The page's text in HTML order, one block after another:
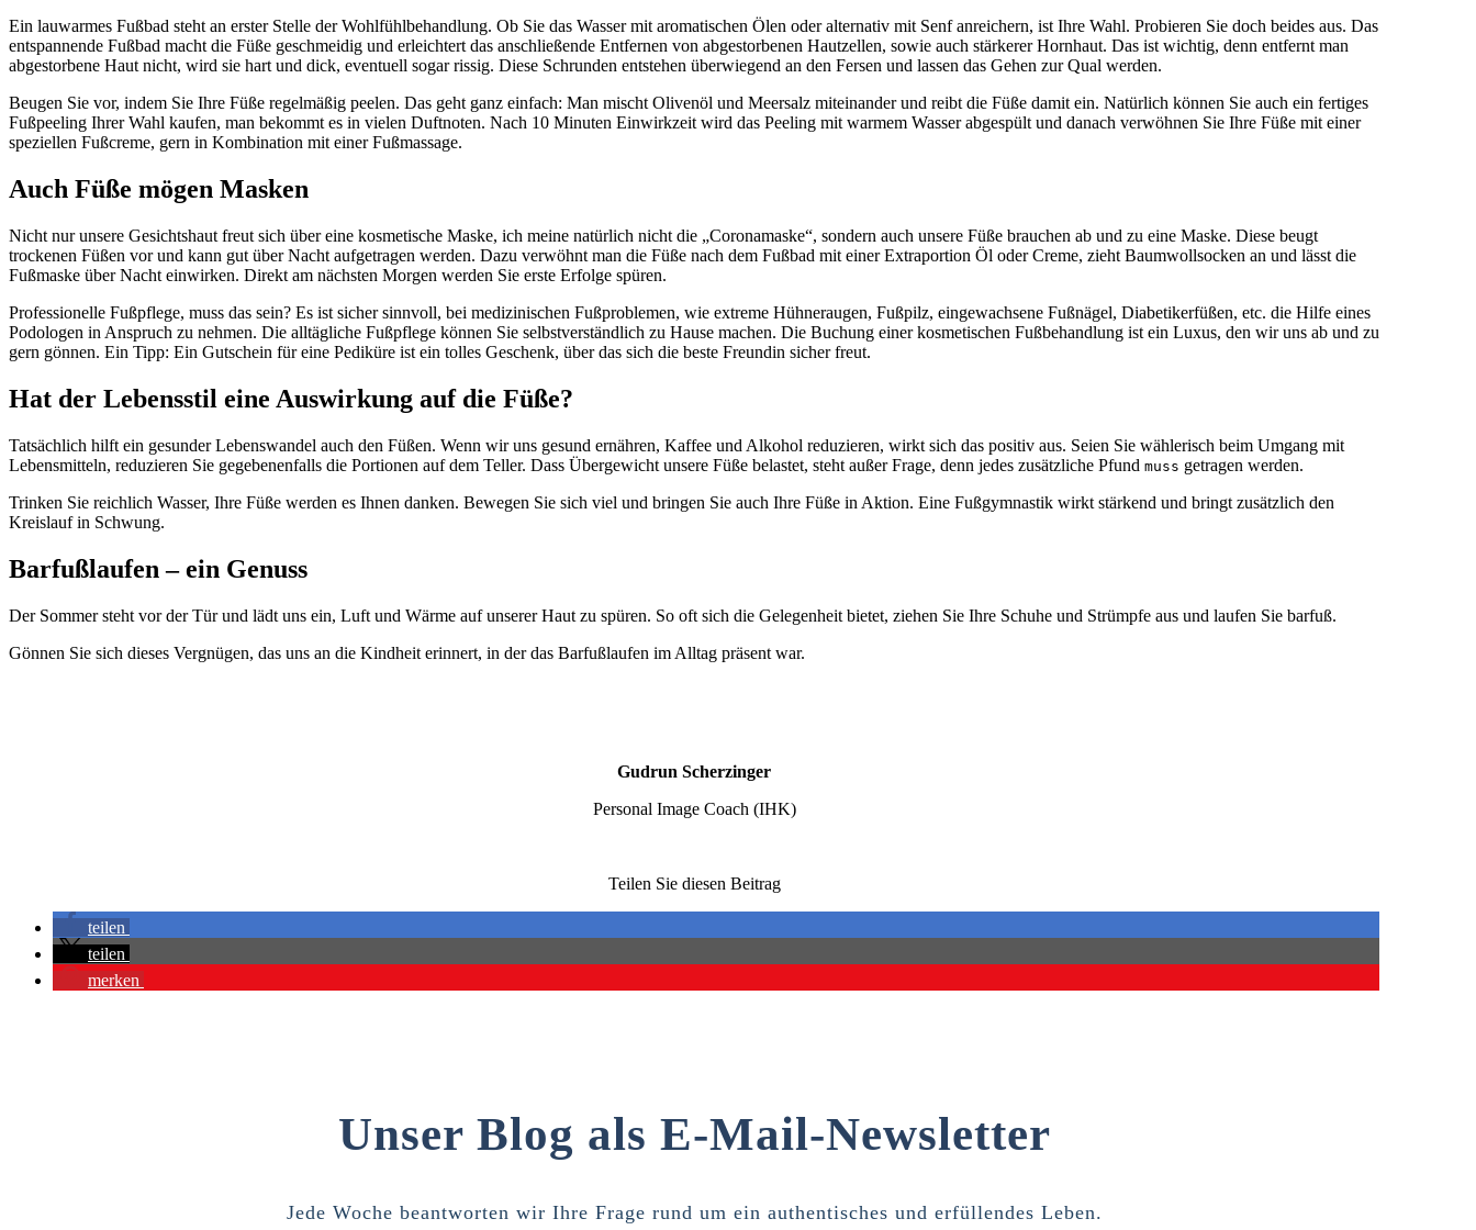
Ein lauwarmes Fußbad steht an erster Stelle der Wohlfühlbehandlung. Ob Sie das Wasser mit aromatischen Ölen oder alternativ mit Senf anreichern, ist Ihre Wahl. Probieren Sie doch beides aus. Das
entspannende Fußbad macht die Füße geschmeidig und erleichtert das anschließende Entfernen von abgestorbenen Hautzellen, sowie auch stärkerer Hornhaut. Das ist wichtig, denn entfernt man
abgestorbene Haut nicht, wird sie hart und dick, eventuell sogar rissig. Diese Schrunden entstehen überwiegend an den Fersen und lassen das Gehen zur Qual werden.
Beugen Sie vor, indem Sie Ihre Füße regelmäßig peelen. Das geht ganz einfach: Man mischt Olivenöl und Meersalz miteinander und reibt die Füße damit ein. Natürlich können Sie auch ein fertiges
Fußpeeling Ihrer Wahl kaufen, man bekommt es in vielen Duftnoten. Nach 10 Minuten Einwirkzeit wird das Peeling mit warmem Wasser abgespült und danach verwöhnen Sie Ihre Füße mit einer
speziellen Fußcreme, gern in Kombination mit einer Fußmassage.
Auch Füße mögen Masken
Nicht nur unsere Gesichtshaut freut sich über eine kosmetische Maske, ich meine natürlich nicht die „Coronamaske“, sondern auch unsere Füße brauchen ab und zu eine Maske. Diese beugt
trockenen Füßen vor und kann gut über Nacht aufgetragen werden. Dazu verwöhnt man die Füße nach dem Fußbad mit einer Extraportion Öl oder Creme, zieht Baumwollsocken an und lässt die
Fußmaske über Nacht einwirken. Direkt am nächsten Morgen werden Sie erste Erfolge spüren.
Professionelle Fußpflege, muss das sein? Es ist sicher sinnvoll, bei medizinischen Fußproblemen, wie extreme Hühneraugen, Fußpilz, eingewachsene Fußnägel, Diabetikerfüßen, etc. die Hilfe eines
Podologen in Anspruch zu nehmen. Die alltägliche Fußpflege können Sie selbstverständlich zu Hause machen. Die Buchung einer kosmetischen Fußbehandlung ist ein Luxus, den wir uns ab und zu
gern gönnen. Ein Tipp: Ein Gutschein für eine Pediküre ist ein tolles Geschenk, über das sich die beste Freundin sicher freut.
Hat der Lebensstil eine Auswirkung auf die Füße?
Tatsächlich hilft ein gesunder Lebenswandel auch den Füßen. Wenn wir uns gesund ernähren, Kaffee und Alkohol reduzieren, wirkt sich das positiv aus. Seien Sie wählerisch beim Umgang mit
Lebensmitteln, reduzieren Sie gegebenenfalls die Portionen auf dem Teller. Dass Übergewicht unsere Füße belastet, steht außer Frage, denn jedes zusätzliche Pfund muss getragen werden.
Trinken Sie reichlich Wasser, Ihre Füße werden es Ihnen danken. Bewegen Sie sich viel und bringen Sie auch Ihre Füße in Aktion. Eine Fußgymnastik wirkt stärkend und bringt zusätzlich den
Kreislauf in Schwung.
Barfußlaufen – ein Genuss
Der Sommer steht vor der Tür und lädt uns ein, Luft und Wärme auf unserer Haut zu spüren. So oft sich die Gelegenheit bietet, ziehen Sie Ihre Schuhe und Strümpfe aus und laufen Sie barfuß.
Gönnen Sie sich dieses Vergnügen, das uns an die Kindheit erinnert, in der das Barfußlaufen im Alltag präsent war.
Gudrun Scherzinger
Personal Image Coach (IHK)
Teilen Sie diesen Beitrag
teilen
teilen
merken
Unser Blog als E-Mail-Newsletter
Jede Woche beantworten wir Ihre Frage rund um ein authentisches und erfüllendes Leben.